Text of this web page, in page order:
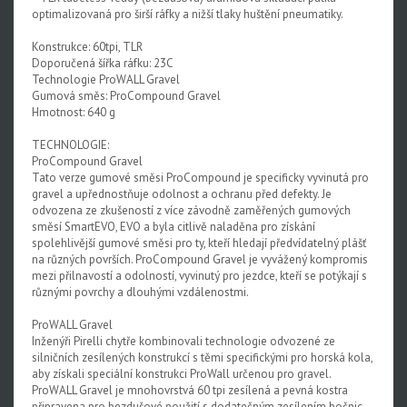
optimalizovaná pro širší ráfky a nižší tlaky huštění pneumatiky.
Konstrukce: 60tpi, TLR
Doporučená šířka ráfku: 23C
Technologie ProWALL Gravel
Gumová směs: ProCompound Gravel
Hmotnost: 640 g
TECHNOLOGIE:
ProCompound Gravel
Tato verze gumové směsi ProCompound je specificky vyvinutá pro
gravel a upřednostňuje odolnost a ochranu před defekty. Je
odvozena ze zkušeností z více závodně zaměřených gumových
směsí SmartEVO, EVO a byla citlivě naladěna pro získání
spolehlivější gumové směsi pro ty, kteří hledají předvídatelný plášť
na různých površích. ProCompound Gravel je vyvážený kompromis
mezi přilnavostí a odolností, vyvinutý pro jezdce, kteří se potýkají s
různými povrchy a dlouhými vzdálenostmi.
ProWALL Gravel
Inženýři Pirelli chytře kombinovali technologie odvozené ze
silničních zesílených konstrukcí s těmi specifickými pro horská kola,
aby získali speciální konstrukci ProWall určenou pro gravel.
ProWALL Gravel je mnohovrstvá 60 tpi zesílená a pevná kostra